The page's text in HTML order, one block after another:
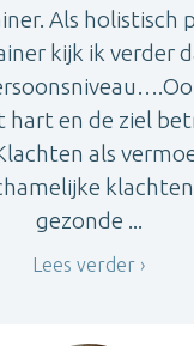
Als holistisch
kijk ik verder
en de ziel
als
gezonde ...
Lees verder